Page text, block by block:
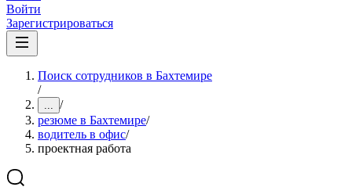
Войти
Зарегистрироваться
Поиск сотрудников в Бахтемире
/
... /
резюме в Бахтемире/
водитель в офис/
проектная работа